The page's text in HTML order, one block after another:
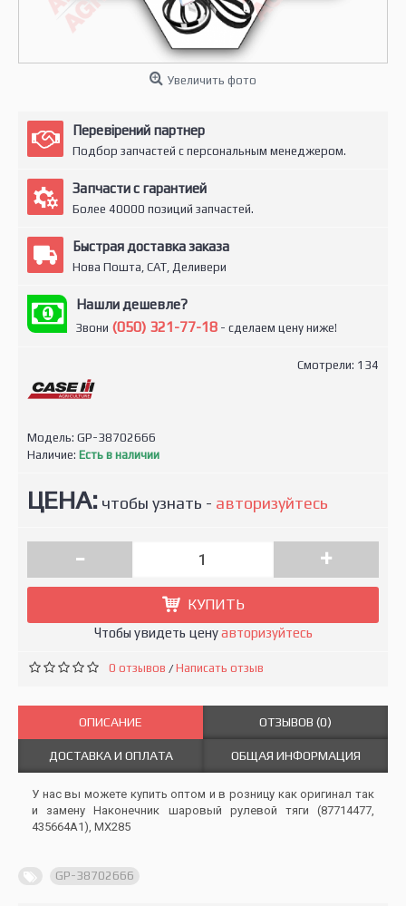
Увеличить фото
Перевірений партнер
Подбор запчастей с персональным менеджером.
Запчасти с гарантией
Более 40000 позиций запчастей.
Быстрая доставка заказа
Нова Пошта, САТ, Деливери
Нашли дешевле?
Звони (050) 321-77-18 - сделаем цену ниже!
Смотрели: 134
Модель: GP-38702666
Наличие: Есть в наличии
ЦЕНА: чтобы узнать - авторизуйтесь
- +
КУПИТЬ
Чтобы увидеть ценуавторизуйтесь
0 отзывов /Написать отзыв
ОПИСАНИЕ ОТЗЫВОВ (0)
ДОСТАВКА И ОПЛАТА ОБЩАЯ ИНФОРМАЦИЯ
У нас вы можете купить оптом и в розницу как оригинал так
и замену Наконечник шаровый рулевой тяги (87714477,
435664A1), MX285
GP-38702666